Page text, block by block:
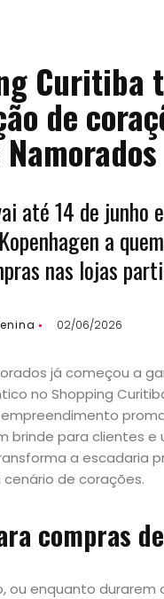
Curitiba
de
até 14 de junho
a
nas lojas
02/06/2026
já começou a
no Shopping
brinde para clientes e
a escadaria
de corações.
compras
ou enquanto durarem